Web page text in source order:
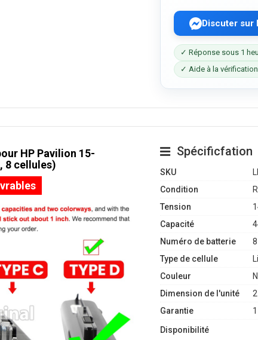
Discuter sur
✓ Réponse sous 1
✓ Aide à la
HP Pavilion 15-
8 cellules)
Spécificfation
SKU
Condition
Tension
Capacité
Numéro de batterie
Type de cellule
Couleur
Dimension de l'unité
Garantie
Disponibilité